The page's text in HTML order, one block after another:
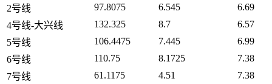
2号线
97.8075 6.545
6.69
4号线-大兴线
132.325 8.7
6.57
5号线
106.4475 7.445
6.99
6号线
110.75 8.1725
7.38
7号线
61.1175 4.51
7.38